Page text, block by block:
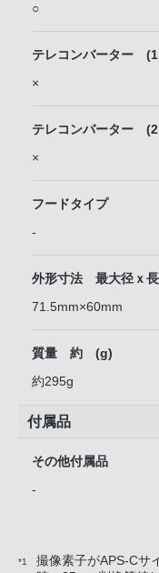
○
テレコンバーター
×
テレコンバーター
×
フードタイプ
-
外形寸法 最大径ｘ
71.5mm×60mm
質量 約 (g)
約295g
付属品
その他付属品
-
*1
撮像素子がAPS-Cサ